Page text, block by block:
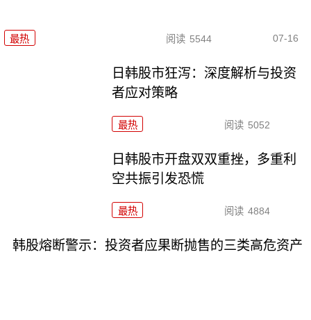
最热 阅读 5544 07-16
日韩股市狂泻：深度解析与投资
者应对策略
最热 阅读 5052
日韩股市开盘双双重挫，多重利
空共振引发恐慌
最热 阅读 4884
韩股熔断警示：投资者应果断抛售的三类高危资产